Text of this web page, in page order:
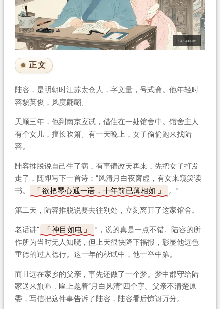
正文
陆容，是明朝时江苏太仓人，字文量，号式斋。他年轻时
容貌英俊，风度翩翩。
天顺三年，他到南京应试，借住在一处馆舍中。馆舍主人
有个女儿，擅长吹箫。有一天晚上，女子偷偷跑来找陆
容。
陆容推脱说自己生了病，有事请改天再来，先把女子打发
走了，随即写下一首诗：“风清月白夜窗虚，有女来窥笑读
书。
欲把琴心通一语，十年前已薄相如 。”
第二天，陆容推脱说要去往别处，立刻离开了这家馆舍。
老话讲“ 神目如电
”，说的真是一点不错。陆容的所
作所为当时无人知晓，但上天很快降下福报，彰显他远色
重德的过人德行。这一年的秋试中，他一举中第。
而且远在家乡的父亲，事先还做了一个梦。梦中郡守给陆
家送来旗匾，匾上题着“月白风清”四个字。父亲不清楚原
委，写信把这件事告诉了陆容，陆容看后惊讶万分。